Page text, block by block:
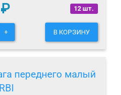
12 шт.
₽
+ В КОРЗИНУ
переднего малый
RBI